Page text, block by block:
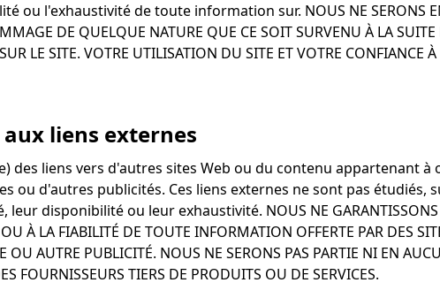
l'exhaustivité de toute information sur. NOUS NE SERONS
DE QUELQUE NATURE QUE CE SOIT SURVENU À LA
LE SITE. VOTRE UTILISATION DU SITE ET VOTRE CONFIANCE
liens externes
des liens vers d'autres sites Web ou du contenu appartenant
ou d'autres publicités. Ces liens externes ne sont pas étudiés,
disponibilité ou leur exhaustivité. NOUS NE GARANTISSONS
À LA FIABILITÉ DE TOUTE INFORMATION OFFERTE PAR DES
AUTRE PUBLICITÉ. NOUS NE SERONS PAS PARTIE NI EN
FOURNISSEURS TIERS DE PRODUITS OU DE SERVICES.